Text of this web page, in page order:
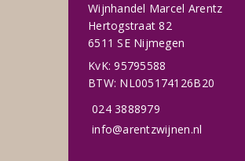
Wijnhandel Marcel Arentz
Hertogstraat 82
6511 SE Nijmegen
KvK: 95795588
BTW: NL005174126B20
024 3888979
info@arentzwijnen.nl